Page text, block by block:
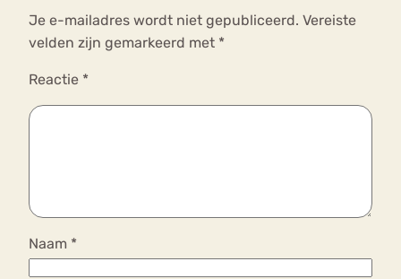
Je e-mailadres wordt niet gepubliceerd. Vereiste
velden zijn gemarkeerd met *
Reactie *
Naam *